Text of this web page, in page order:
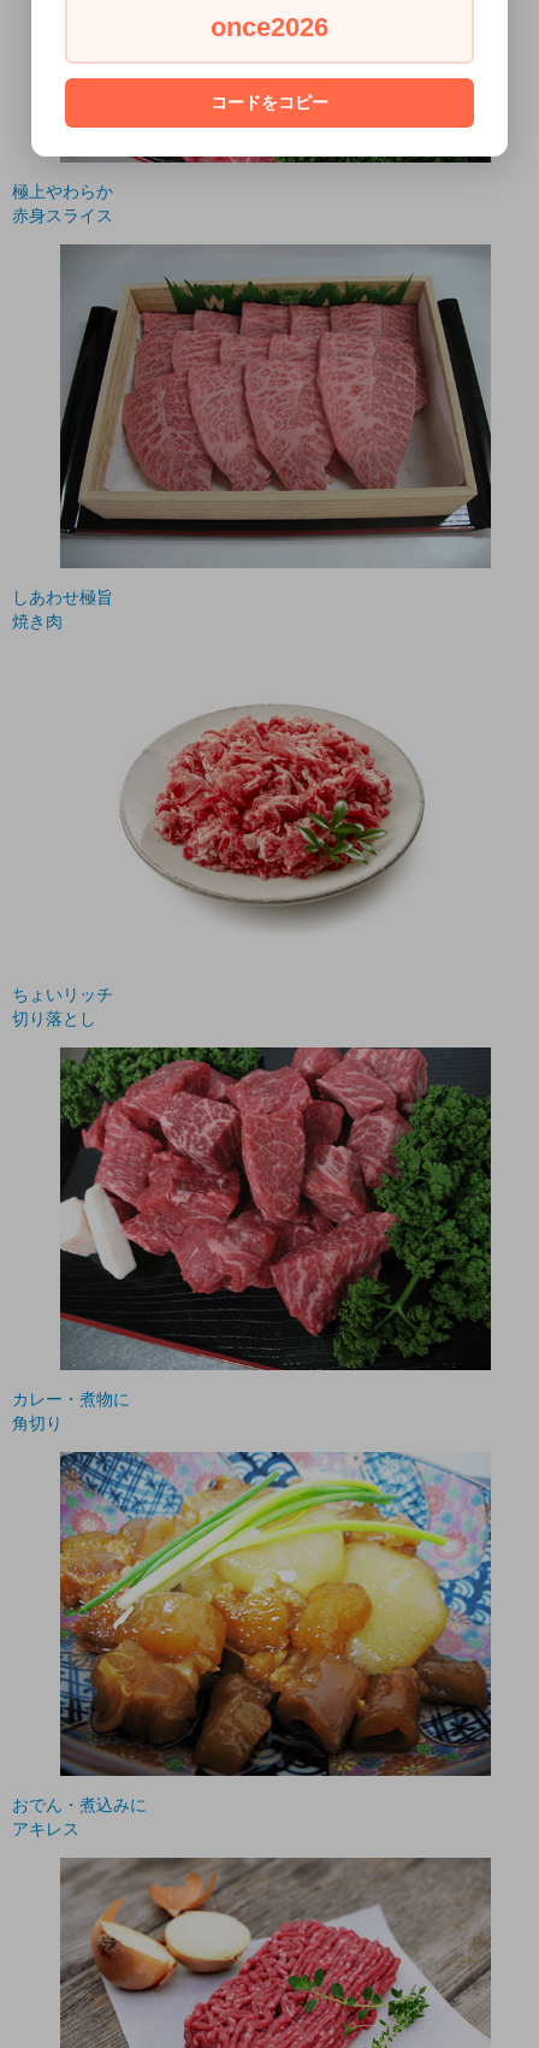
極上やわらか
赤身スライス
しあわせ極旨
焼き肉
ちょいリッチ
切り落とし
カレー・煮物に
角切り
おでん・煮込みに
アキレス
once2026
コードをコピー